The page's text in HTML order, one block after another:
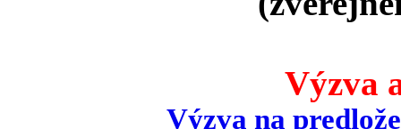
Výzva
Výzva na